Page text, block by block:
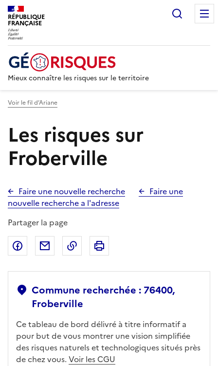
RÉPUBLIQUE
FRANÇAISE
Mieux connaître les risques sur le territoire
Voir le fil d’Ariane
Les risques sur
Froberville
Faire une nouvelle recherche
Faire une
nouvelle recherche a l'adresse
Partager la page
Partager sur Facebook
Partager par emailCopier dans le presse-papier
Commune recherchée : 76400,
Froberville
Ce tableau de bord délivré à titre informatif a
pour but de vous montrer une vision simplifiée
des risques naturels et technologiques situés près
de chez vous. Voir les CGU